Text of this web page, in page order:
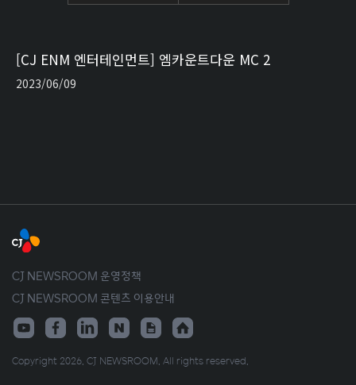
[CJ ENM 엔터테인먼트] 엠카운트다운 MC 2
2023/06/09
CJ NEWSROOM 운영정책
CJ NEWSROOM 콘텐츠 이용안내
Copyright 2026. CJ NEWSROOM. All rights reserved.